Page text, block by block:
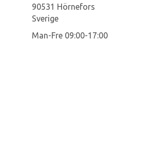
90531 Hörnefors
Sverige
Man-Fre 09:00-17:00